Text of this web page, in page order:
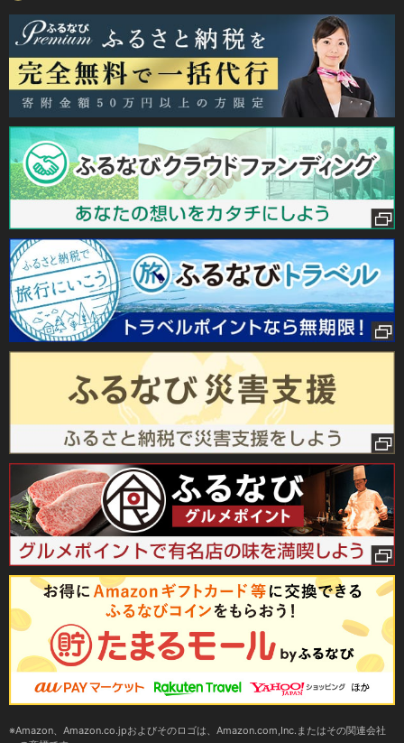
Amazon、Amazon.co.jpおよびそのロゴは、Amazon.com,Inc.またはその関連会社